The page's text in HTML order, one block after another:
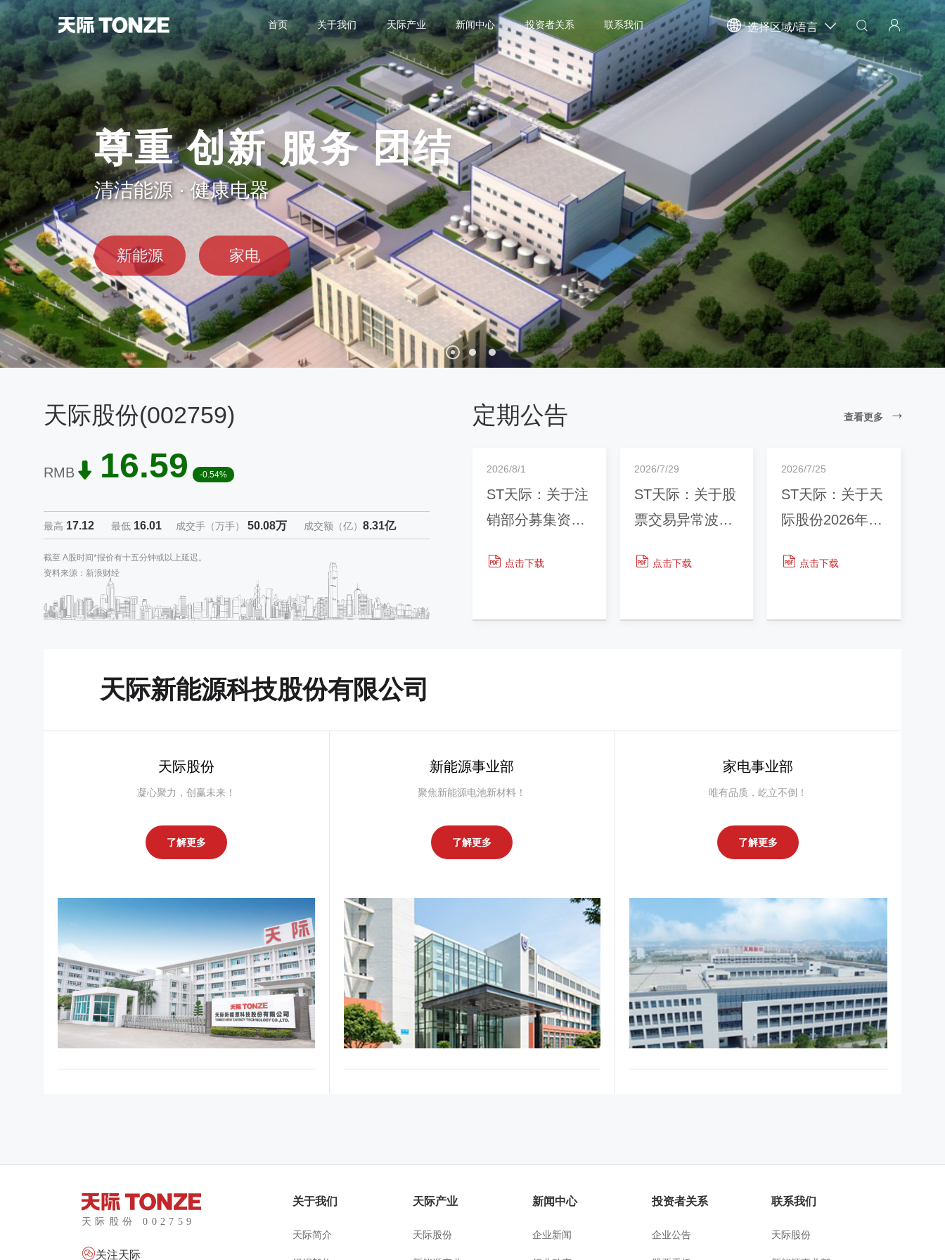
选择区域/语言
首页 关于我们 天际产业 新闻中心 投资者关系 联系我们
尊重 创新 服务 团结
清洁能源 · 健康电器
新能源 家电
天际股份(002759)
RMB 16.59 -0.54%
最高 17.12 最低 16.01 成交手（万手）50.08万 成交额（亿）8.31亿
截至 A股时间*报价有十五分钟或以上延迟。
资料来源：新浪财经
定期公告 查看更多
2026/8/1
ST天际：关于注
销部分募集资金
点击下载
2026/7/29
ST天际：关于股
票交易异常波动
点击下载
2026/7/25
ST天际：关于天
际股份2026年第
之见证意见
点击下载
天际新能源科技股份有限公司
天际股份
凝心聚力，创赢未来！
了解更多
新能源事业部
聚焦新能源电池新材料！
了解更多
家电事业部
唯有品质，屹立不倒！
了解更多
关注天际
关于我们
天际简介
天际产业
天际股份
新闻中心
企业新闻
投资者关系
企业公告
联系我们
天际股份